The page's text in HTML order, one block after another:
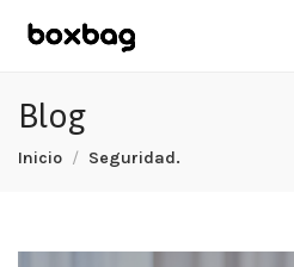
Blog
Inicio Seguridad.